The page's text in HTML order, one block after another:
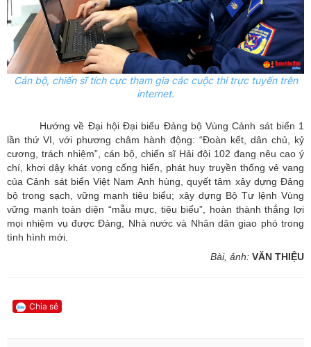
Cán bộ, chiến sĩ tích cực tham gia các cuộc thi trực tuyến trên
internet.
Hướng về Đại hội Đại biểu Đảng bộ Vùng Cảnh sát biển 1
lần thứ VI, với phương châm hành động: “Đoàn kết, dân chủ, kỷ
cương, trách nhiệm”, cán bộ, chiến sĩ Hải đội 102 đang nêu cao ý
chí, khơi dậy khát vọng cống hiến, phát huy truyền thống vẻ vang
của Cảnh sát biển Việt Nam Anh hùng, quyết tâm xây dựng Đảng
bộ trong sạch, vững mạnh tiêu biểu; xây dựng Bộ Tư lệnh Vùng
vững mạnh toàn diện “mẫu mực, tiêu biểu”, hoàn thành thắng lợi
mọi nhiệm vụ được Đảng, Nhà nước và Nhân dân giao phó trong
tình hình mới.
Bài, ảnh: VĂN THIỆU
Chia sẻ